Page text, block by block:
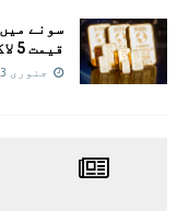
قیمت 5 لاکھ 14 ہزار 662 روپے ہوگئی
جنوری 23, 2026